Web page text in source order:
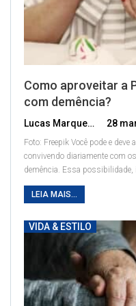
Como aproveitar a
com demência?
Lucas Marques 28
Foto: Freepik Você pode e
convivendo diariamente com
demência. Essa possibilidade,
LEIA MAIS...
VIDA & ESTILO